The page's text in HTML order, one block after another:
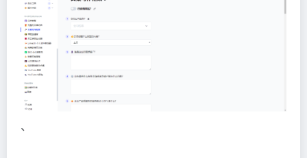
、